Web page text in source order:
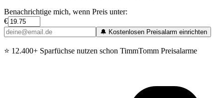
Benachrichtige mich, wenn Preis unter:
€
🔔 Kostenlosen Preisalarm einrichten
⭐ 12.400+ Sparfüchse nutzen schon TimmTomm Preisalarme